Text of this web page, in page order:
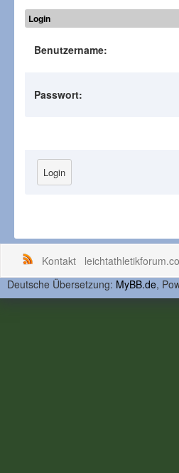
Login
Benutzername:
Passwort:
Kontakt
Deutsche Übersetzung: MyBB.de,